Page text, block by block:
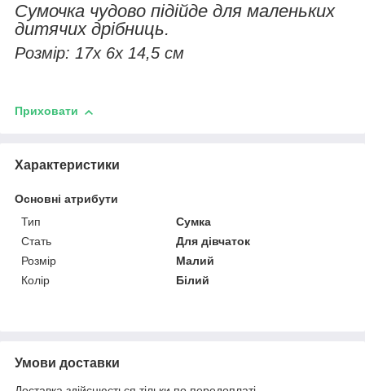
Сумочка чудово підійде для маленьких
дитячих дрібниць.
Розмір: 17х 6х 14,5 см
Приховати
Характеристики
Основні атрибути
Тип
Сумка
Стать
Для дівчаток
Розмір
Малий
Колір
Білий
Умови доставки